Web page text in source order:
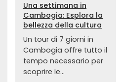
Una settimana in
Cambogia: Esplora la
bellezza della cultura
Un tour di 7 giorni in
Cambogia offre tutto il
tempo necessario per
scoprire le...